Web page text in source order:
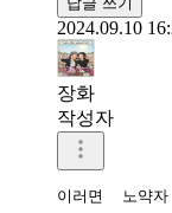
2024.09.10
장화
작성자
이러면  노약